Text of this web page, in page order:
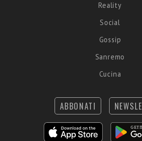
Reality
Social
Gossip
Sanremo
Cucina
ABBONATI